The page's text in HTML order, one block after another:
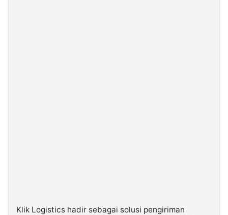
Klik Logistics hadir sebagai solusi pengiriman